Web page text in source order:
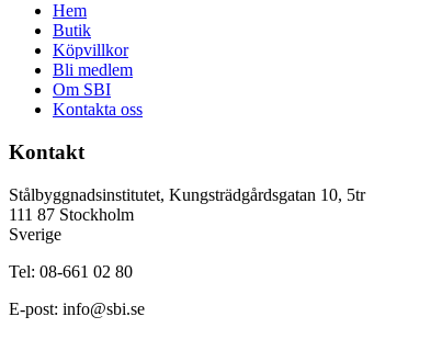
Hem
Butik
Köpvillkor
Bli medlem
Om SBI
Kontakta oss
Kontakt
Stålbyggnadsinstitutet, Kungsträdgårdsgatan 10, 5tr
111 87 Stockholm
Sverige
Tel: 08-661 02 80
E-post: info@sbi.se